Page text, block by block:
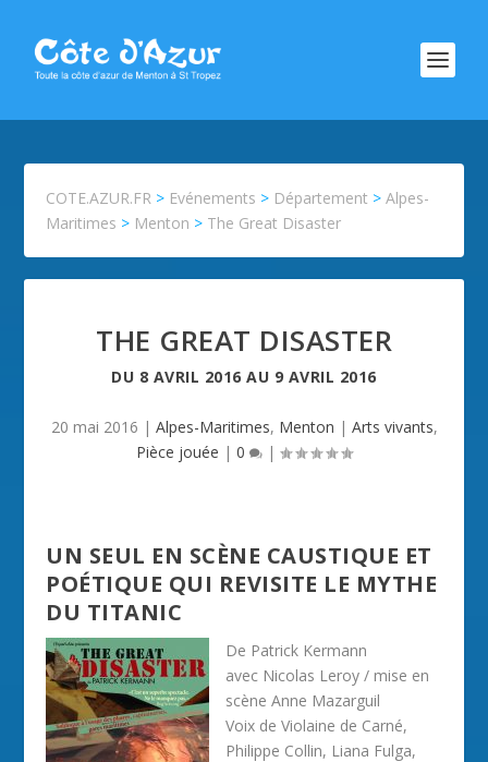
COTE.AZUR.FR > Evénements > Département >Alpes-
Maritimes > Menton > The Great Disaster
THE GREAT DISASTER
DU 8 AVRIL 2016 AU 9 AVRIL 2016
20 mai 2016 | Alpes-Maritimes, Menton | Arts vivants,
Pièce jouée | 0 |
UN SEUL EN SCÈNE CAUSTIQUE ET
POÉTIQUE QUI REVISITE LE MYTHE
DU TITANIC
De Patrick Kermann
avec Nicolas Leroy / mise en
scène Anne Mazarguil
Voix de Violaine de Carné,
Philippe Collin, Liana Fulga,